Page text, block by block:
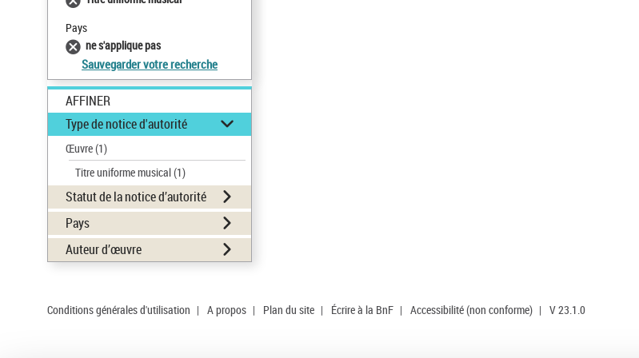
Pays
ne s'applique pas
Sauvegarder votre recherche
AFFINER
Type de notice d'autorité
Œuvre(1)
Titre uniforme musical(1)
Statut de la notice d’autorité
Pays
Auteur d’œuvre
Conditions générales d'utilisation | A propos | Plan du site | Écrire à la BnF | Accessibilité (non conforme) | V 23.1.0